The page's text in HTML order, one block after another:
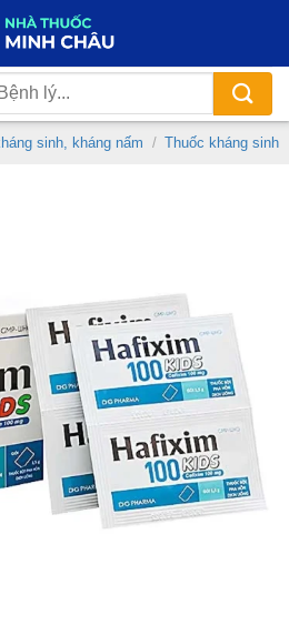
sinh, kháng nấm / Thuốc kháng sinh